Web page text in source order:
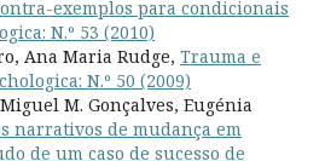
exemplos para condicionais
N.º 53 (2010)
Ana Maria Rudge, Trauma e
N.º 50 (2009)
M. Gonçalves, Eugénia
narrativos de mudança em
de um caso de sucesso de